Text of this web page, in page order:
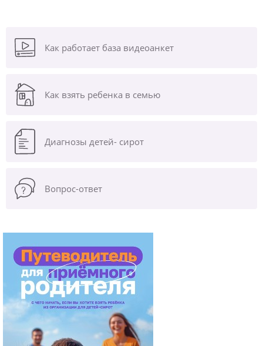
Как работает база видеоанкет
Как взять ребенка в семью
Диагнозы детей- сирот
Вопрос-ответ